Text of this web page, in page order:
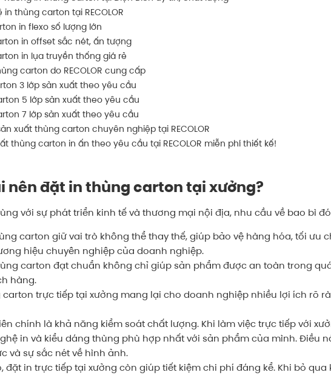
thùng carton tại RECOLOR
in flexo số lượng lớn
in offset sắc nét, ấn tượng
in lụa truyền thống giá rẻ
carton do RECOLOR cung cấp
3 lớp sản xuất theo yêu cầu
5 lớp sản xuất theo yêu cầu
7 lớp sản xuất theo yêu cầu
xuất thùng carton chuyên nghiệp tại RECOLOR
thùng carton in ấn theo yêu cầu tại RECOLOR miễn phí thiết kế!
nên đặt in thùng carton tại xưởng?
với sự phát triển kinh tế và thương mại nội địa, nhu cầu về bao bì
carton giữ vai trò không thể thay thế, giúp bảo vệ hàng hóa, tối ưu
hiệu chuyên nghiệp của doanh nghiệp.
carton đạt chuẩn không chỉ giúp sản phẩm được an toàn trong
hàng.
trực tiếp tại xưởng mang lại cho doanh nghiệp nhiều lợi ích rõ
chính là khả năng kiểm soát chất lượng. Khi làm việc trực tiếp với
in và kiểu dáng thùng phù hợp nhất với sản phẩm của mình. Điều
và sự sắc nét về hình ảnh.
đặt in trực tiếp tại xưởng còn giúp tiết kiệm chi phí đáng kể. Khi bỏ